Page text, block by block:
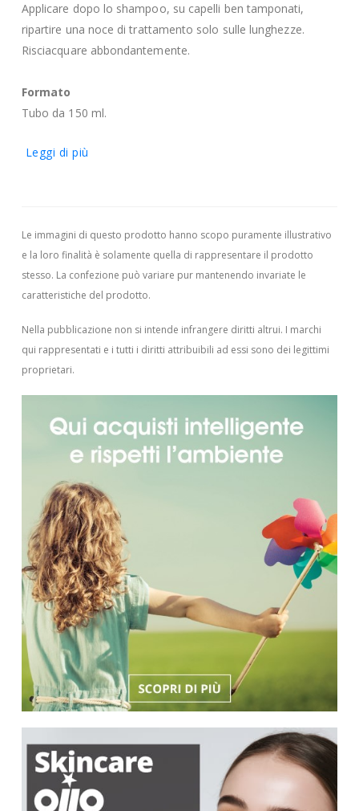
Applicare dopo lo shampoo, su capelli ben tamponati,
ripartire una noce di trattamento solo sulle lunghezze.
Risciacquare abbondantemente.
Formato
Tubo da 150 ml.
Leggi di più
Le immagini di questo prodotto hanno scopo puramente illustrativo
e la loro finalità è solamente quella di rappresentare il prodotto
stesso. La confezione può variare pur mantenendo invariate le
caratteristiche del prodotto.
Nella pubblicazione non si intende infrangere diritti altrui. I marchi
qui rappresentati e i tutti i diritti attribuibili ad essi sono dei legittimi
proprietari.